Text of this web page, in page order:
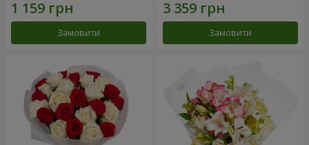
Замовити Замовити